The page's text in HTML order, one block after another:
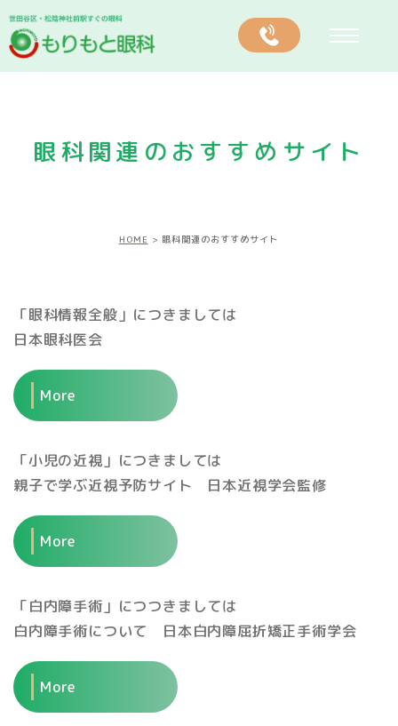
眼科関連のおすすめサイト
HOME 眼科関連のおすすめサイト
「眼科情報全般」につきましては
日本眼科医会
More
「小児の近視」につきましては
親子で学ぶ近視予防サイト 日本近視学会監修
More
「白内障手術」につつきましては
白内障手術について 日本白内障屈折矯正手術学会
More